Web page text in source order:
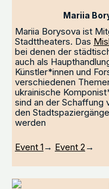
Mariia
Mariia Borysova ist
Stadttheaters. Das
bei denen der
auch als
Künstler*innen und
verschiedenen
ukrainische
sind an der Schaffung
den
werden
Event 1 → Event 2 →